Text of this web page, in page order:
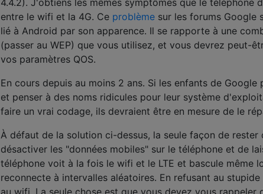
entre le wifi et la 4G. Ce problème sur les forums Google
lié à Android par son apparence. Il se rapporte à une
(passer au WEP) que vous utilisez, et vous devrez peut-
vos paramètres QOS.
En cours depuis au moins 2 ans. Si les enfants de
et penser à des noms ridicules pour leur système
faire un vrai codage, ils devraient être en mesure de le
À défaut de la solution ci-dessus, la seule façon de
désactiver les "données mobiles" sur le téléphone et de
téléphone voit à la fois le wifi et le LTE et bascule même
reconnecte à intervalles aléatoires. En refusant au
au wifi. La seule chose est que vous devez vous rappeler